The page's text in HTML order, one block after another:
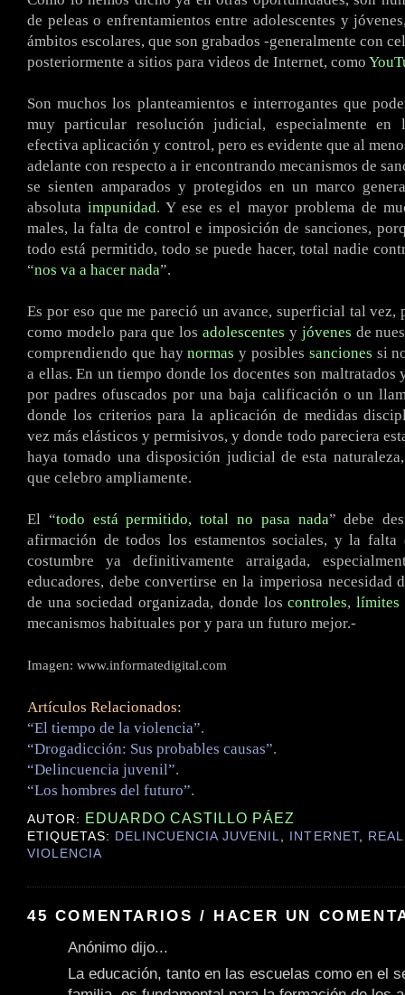
de peleas o enfrentamientos entre adolescentes y
ámbitos escolares, que son grabados -generalmente con
posteriormente a sitios para videos de Internet, como
Son muchos los planteamientos e interrogantes que
muy particular resolución judicial, especialmente
efectiva aplicación y control, pero es evidente que al
adelante con respecto a ir encontrando mecanismos de
se sienten amparados y protegidos en un marco
absolutaimpunidad. Y ese es el mayor problema de
males, la falta de control e imposición de sanciones,
todo está permitido, todo se puede hacer, total nadie
“nos va a hacer nada”.
Es por eso que me pareció un avance, superficial tal
como modelo para que losadolescentes y jóvenes de
comprendiendo que haynormas y posibles sanciones si
a ellas. En un tiempo donde los docentes son maltratados
por padres ofuscados por una baja calificación o un
donde los criterios para la aplicación de medidas
vez más elásticos y permisivos, y donde todo pareciera
haya tomado una disposición judicial de esta
que celebro ampliamente.
El “todo está permitido, total no pasa nada” debe
afirmación de todos los estamentos sociales, y la falta
costumbre ya definitivamente arraigada,
educadores, debe convertirse en la imperiosa necesidad
de una sociedad organizada, donde loscontroles, límites
mecanismos habituales por y para un futuro mejor.-
Imagen: www.informatedigital.com
Artículos Relacionados:
“El tiempo de la violencia”.
“Drogadicción: Sus probables causas”.
“Delincuencia juvenil”.
“Los hombres del futuro”.
AUTOR: EDUARDO CASTILLO PÁEZ
ETIQUETAS: DELINCUENCIA JUVENIL, INTERNET,
VIOLENCIA
45 COMENTARIOS / HACER UN
Anónimo dijo...
La educación, tanto en las escuelas como en el